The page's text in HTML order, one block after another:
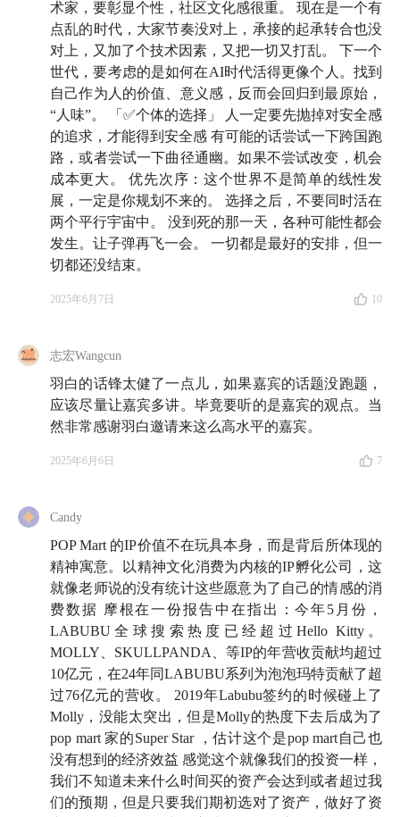
看不起的「墙头草」，东南亚小国引以为傲的生存之道
29:45 旧指标与新世界：从罗斯福新政后就没怎么变过
的宏观研究框架，是否还能有效分析近百年后的当下？
35:33 重新理解「比较优势」：从猎鹿博弈到囚徒博
弈，亚当斯密的自由贸易理论，过时了？
44:02实地调研：从国企到民营中型企业、不同生产链
条上的中国企业主们，都是如何看待、应对关税战的？
51:38看「天」吃饭的企业主，实战中的宏观经济学
家：拜登和特朗普刚辩论完，我的美国客户立马给我打
来电话：你们必须要走
年轻人对未来的希望，这些在宏观经济框架中都没有衡
量指标，却必须要有人看到
69:17非主流视角中的获利机会：只做正统研究，只看
主流叙事的人们，已经错过了泡泡玛特，也看不懂
73:45以史为镜：三十年前出海的日本商人，是如何应
对不同文化制度下的本地化危机的？
87:10个体的选择：人一定要先抛掉对安全感的追求，
才能得到安全感
93:47从同理心经济学出发，用最前沿的技术关注更细
节的角落，试图设计一个更好的社会生活经济框架
✏️ 猜你想看
04:55次贷危机：指 2007 年在美国爆发并在全球范围内
引起巨大震荡的金融危机。这一次危机以美国第二大次
术家，要彰显个性，社区文化感很重。 现在是一个有
点乱的时代，大家节奏没对上，承接的起承转合也没
对上，又加了个技术因素，又把一切又打乱。 下一个
世代，要考虑的是如何在AI时代活得更像个人。找到
自己作为人的价值、意义感，反而会回归到最原始，
“人味”。 「✅个体的选择」 人一定要先抛掉对安全感
的追求，才能得到安全感 有可能的话尝试一下跨国跑
路，或者尝试一下曲径通幽。如果不尝试改变，机会
成本更大。 优先次序：这个世界不是简单的线性发
展，一定是你规划不来的。 选择之后，不要同时活在
两个平行宇宙中。 没到死的那一天，各种可能性都会
发生。让子弹再飞一会。 一切都是最好的安排，但一
切都还没结束。
2025年6月7日 10
志宏Wangcun
羽白的话锋太健了一点儿，如果嘉宾的话题没跑题，
应该尽量让嘉宾多讲。毕竟要听的是嘉宾的观点。当
然非常感谢羽白邀请来这么高水平的嘉宾。
2025年6月6日 7
Candy
POP Mart 的IP价值不在玩具本身，而是背后所体现的
精神寓意。以精神文化消费为内核的IP孵化公司，这
就像老师说的没有统计这些愿意为了自己的情感的消
费数据 摩根在一份报告中在指出：今年5月份，
LABUBU全球搜索热度已经超过Hello Kitty。
MOLLY、SKULLPANDA、等IP的年营收贡献均超过
10亿元，在24年同LABUBU系列为泡泡玛特贡献了超
过76亿元的营收。 2019年Labubu签约的时候碰上了
Molly，没能太突出，但是Molly的热度下去后成为了
pop mart 家的Super Star ，估计这个是pop mart自己也
没有想到的经济效益 感觉这个就像我们的投资一样，
我们不知道未来什么时间买的资产会达到或者超过我
们的预期，但是只要我们期初选对了资产，做好了资